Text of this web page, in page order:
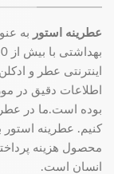
عطرینه استور به
اینترنتی عطر و
اطلاعات دقیق در
بوده است.ما در
کنیم. عطرینه
محصول هزینه
انسان است.